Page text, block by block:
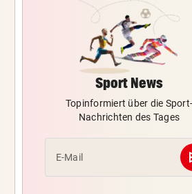
Sport News
Topinformiert über die Sport-
Nachrichten des Tages
E-Mail